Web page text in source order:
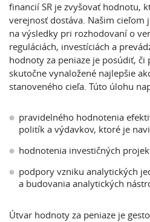
financií SR je zvyšovať hodnotu,
verejnosť dostáva. Našim cieľom
na výsledky pri rozhodovaní o
reguláciách, investíciách a
hodnoty za peniaze je posúdiť,
skutočne vynaložené najlepšie
stanoveného cieľa. Túto úlohu
pravidelného hodnotenia
politík a výdavkov, ktoré je
hodnotenia investičných
podpory vzniku analytických
a budovania analytických
Útvar hodnoty za peniaze je